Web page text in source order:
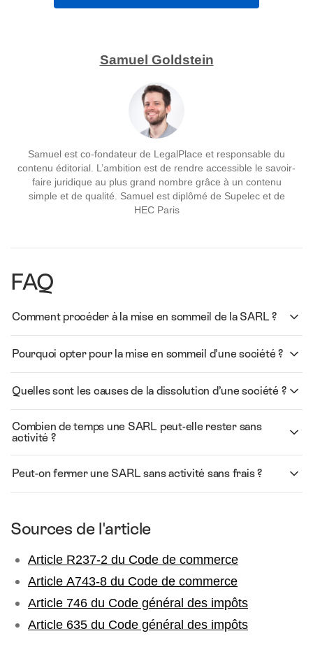
Samuel Goldstein
Samuel est co-fondateur de LegalPlace et responsable du
contenu éditorial. L’ambition est de rendre accessible le savoir-
faire juridique au plus grand nombre grâce à un contenu
simple et de qualité. Samuel est diplômé de Supelec et de
HEC Paris
FAQ
Comment procéder à la mise en sommeil de la SARL ?
Pourquoi opter pour la mise en sommeil d’une société ?
Quelles sont les causes de la dissolution d’une société ?
Combien de temps une SARL peut-elle rester sans
activité ?
Peut-on fermer une SARL sans activité sans frais ?
Sources de l'article
Article R237-2 du Code de commerce
Article A743-8 du Code de commerce
Article 746 du Code général des impôts
Article 635 du Code général des impôts